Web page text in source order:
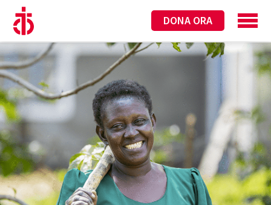
DONA ORA